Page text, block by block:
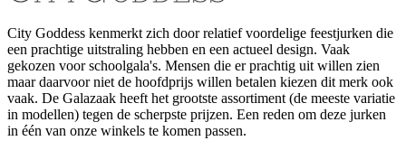
City Goddess kenmerkt zich door relatief voordelige feestjurken die
een prachtige uitstraling hebben en een actueel design. Vaak
gekozen voor schoolgala's. Mensen die er prachtig uit willen zien
maar daarvoor niet de hoofdprijs willen betalen kiezen dit merk ook
vaak. De Galazaak heeft het grootste assortiment (de meeste variatie
in modellen) tegen de scherpste prijzen. Een reden om deze jurken
in één van onze winkels te komen passen.